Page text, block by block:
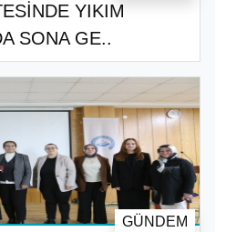
YIKIM
SONA GE..
GÜNDEM